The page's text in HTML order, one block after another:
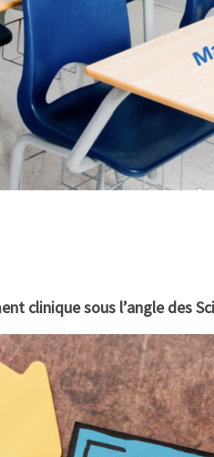
clinique sous l’angle des